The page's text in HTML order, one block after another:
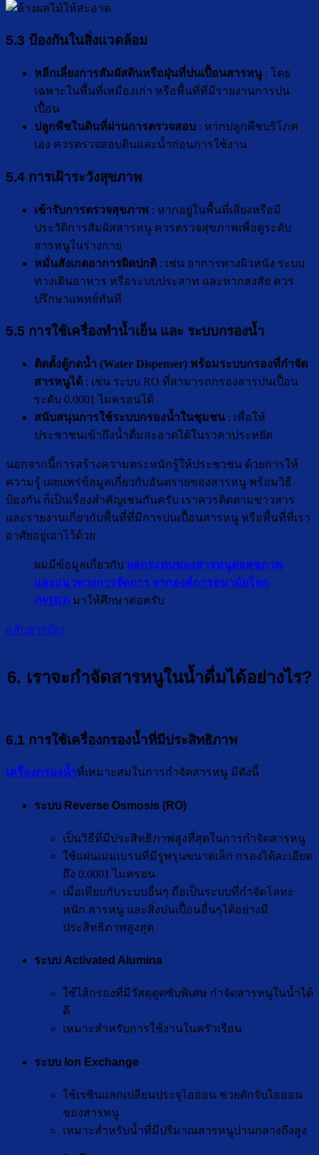
5.3 ป้องกันในสิ่งแวดล้อม
หลีกเลี่ยงการสัมผัสดินหรือฝุ่นที่ปนเปื้อนสารหนู : โดย
เฉพาะในพื้นที่เหมืองเก่า หรือพื้นที่ที่มีรายงานการปน
เปื้อน
ปลูกพืชในดินที่ผ่านการตรวจสอบ : หากปลูกพืชบริโภค
เอง ควรตรวจสอบดินและน้ำก่อนการใช้งาน
5.4 การเฝ้าระวังสุขภาพ
เข้ารับการตรวจสุขภาพ : หากอยู่ในพื้นที่เสี่ยงหรือมี
ประวัติการสัมผัสสารหนู ควรตรวจสุขภาพเพื่อดูระดับ
สารหนูในร่างกาย
หมั่นสังเกตอาการผิดปกติ : เช่น อาการทางผิวหนัง ระบบ
ทางเดินอาหาร หรือระบบประสาท และหากสงสัย ควร
ปรึกษาแพทย์ทันที
5.5 การใช้เครื่องทำน้ำเย็น และ ระบบกรองน้ำ
ติดตั้งตู้กดน้ำ (Water Dispenser) พร้อมระบบกรองที่กำจัด
สารหนูได้ : เช่น ระบบ RO ที่สามารถกรองสารปนเปื้อน
ระดับ 0.0001 ไมครอนได้
สนับสนุนการใช้ระบบกรองน้ำในชุมชน : เพื่อให้
ประชาชนเข้าถึงน้ำดื่มสะอาดได้ในราคาประหยัด
นอกจากนี้การสร้างความตระหนักรู้ให้ประชาชน ด้วยการให้
ความรู้ เผยแพร่ข้อมูลเกี่ยวกับอันตรายของสารหนู พร้อมวิธี
ป้องกัน ก็เป็นเรื่องสำคัญเช่นกันครับ เราควรติดตามข่าวสาร
และรายงานเกี่ยวกับพื้นที่ที่มีการปนเปื้อนสารหนู หรือพื้นที่ที่เรา
อาศัยอยู่เอาไว้ด้วย
ผมมีข้อมูลเกี่ยวกับ ผลกระทบของสารหนูต่อสุขภาพ
และแนวทางการจัดการ จากองค์การอนามัยโลก
(WHO) มาให้ศึกษาต่อครับ
กลับสารบัญ
6. เราจะกำจัดสารหนูในน้ำดื่มได้อย่างไร?
6.1 การใช้เครื่องกรองน้ำที่มีประสิทธิภาพ
เครื่องกรองน้ำที่เหมาะสมในการกำจัดสารหนู มีดังนี้
ระบบ Reverse Osmosis (RO)
เป็นวิธีที่มีประสิทธิภาพสูงที่สุดในการกำจัดสารหนู
ใช้แผ่นเมมเบรนที่มีรูพรุนขนาดเล็ก กรองได้ละเอียด
ถึง 0.0001 ไมครอน
เมื่อเทียบกับระบบอื่นๆ ถือเป็นระบบที่กำจัดโลหะ
หนัก สารหนู และสิ่งปนเปื้อนอื่นๆได้อย่างมี
ประสิทธิภาพสูงสุด
ระบบ Activated Alumina
ใช้ไส้กรองที่มีวัสดุดูดซับพิเศษ กำจัดสารหนูในน้ำได้
ดี
เหมาะสำหรับการใช้งานในครัวเรือน
ระบบ Ion Exchange
ใช้เรซินแลกเปลี่ยนประจุไอออน ช่วยดักจับไอออน
ของสารหนู
เหมาะสำหรับน้ำที่มีปริมาณสารหนูปานกลางถึงสูง